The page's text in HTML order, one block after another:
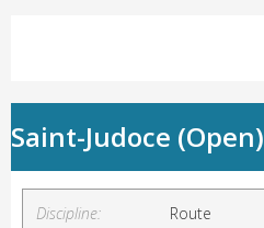
Saint-Judoce (Open)
Discipline:
Route